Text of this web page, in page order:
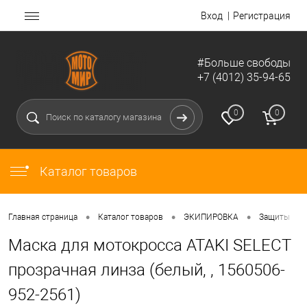
Вход Регистрация
#Больше свободы
+7 (4012) 35-94-65
0 0
Каталог товаров
Главная страница • Каталог товаров • ЭКИПИРОВКА • Защиты
Маска для мотокросса ATAKI SELECT
прозрачная линза (белый, , 1560506-
952-2561)